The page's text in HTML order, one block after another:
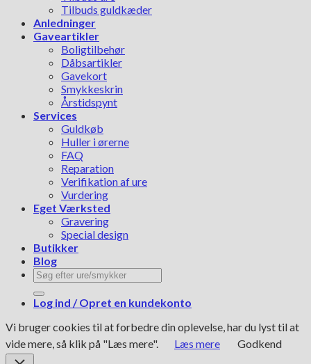
Tilbuds guldkæder
Anledninger
Gaveartikler
Boligtilbehør
Dåbsartikler
Gavekort
Smykkeskrin
Årstidspynt
Services
Guldkøb
Huller i ørerne
FAQ
Reparation
Verifikation af ure
Vurdering
Eget Værksted
Gravering
Special design
Butikker
Blog
Søg
efter:
Log ind / Opret en kundekonto
Vi bruger cookies til at forbedre din oplevelse, har du lyst til at
vide mere, så klik på "Læs mere".
Læs mere Godkend